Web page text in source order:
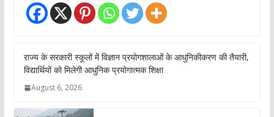
राज्य के सरकारी स्कूलों में विज्ञान प्रयोगशालाओं के आधुनिकीकरण की तैयारी,
विद्यार्थियों को मिलेगी आधुनिक प्रयोगात्मक शिक्षा
August 6, 2026